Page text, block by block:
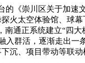
崇川区关于加速
火太空体验馆、
通正系统建立“四
群活，逐渐走出
沉、项目带动等联